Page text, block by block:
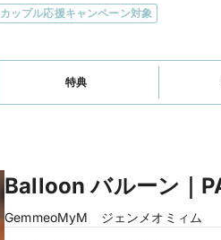
カップル応援キャンペーン対象
特典
Balloon バルーン｜
GemmeoMyM ジェンメオミィム